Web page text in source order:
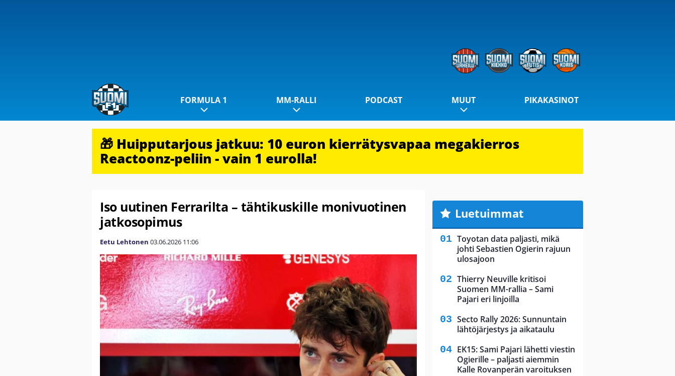
FORMULA 1 MM-RALLI PODCAST MUUT PIKAKASINOT
🎁 Huipputarjous jatkuu: 10 euron kierrätysvapaa megakierros
Reactoonz-peliin - vain 1 eurolla!
Iso uutinen Ferrarilta – tähtikuskille monivuotinen
jatkosopimus
Eetu Lehtonen 03.06.2026 11:06
Luetuimmat
Toyotan data paljasti, mikä
johti Sebastien Ogierin rajuun
ulosajoon
Thierry Neuville kritisoi
Suomen MM-rallia – Sami
Pajari eri linjoilla
Secto Rally 2026: Sunnuntain
lähtöjärjestys ja aikataulu
EK15: Sami Pajari lähetti viestin
Ogierille – paljasti aiemmin
Kalle Rovanperän varoituksen